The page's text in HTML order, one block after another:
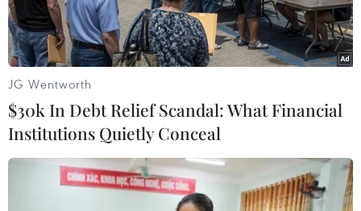
JG Wentworth
$30k In Debt Relief Scandal: What Financial
Institutions Quietly Conceal